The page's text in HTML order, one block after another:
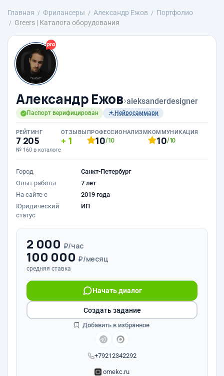
Главная Фрилансеры Александр Ежов
Портфолио
Greers | Каталога оборудования
Александр Ежов›aleksanderdesigner
Паспорт верифицирован Нейросаммари
РЕЙТИНГ
7 205
№ 160 в каталоге
ОТЗЫВЫ
1
ПРОФЕССИОНАЛИЗМ
10/10
КОММУНИКАЦИЯ
10/10
Город
Санкт-Петербург
Опыт работы
7 лет
На сайте с
2019 года
Юридический
статус
ИП
2 000 ₽/час
100 000 ₽/месяц
средняя ставка
+79212342292
Начать диалог
omekc.ru
Создать задание
Добавить в избранное